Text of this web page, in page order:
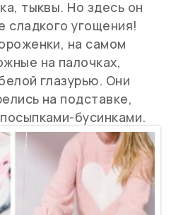
тыквы. Но здесь он
сладкого угощения!
на самом
на палочках,
глазурью. Они
на подставке,
бусинками.